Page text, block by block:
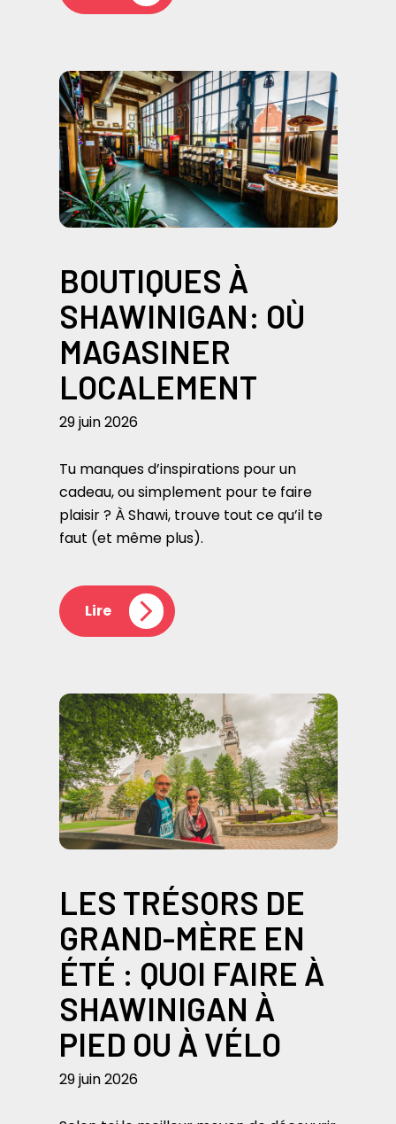
BOUTIQUES À
SHAWINIGAN: OÙ
MAGASINER
LOCALEMENT
29 juin 2026
Tu manques d’inspirations pour un
cadeau, ou simplement pour te faire
plaisir ? À Shawi, trouve tout ce qu’il te
faut (et même plus).
Lire
LES TRÉSORS DE
GRAND-MÈRE EN
ÉTÉ : QUOI FAIRE À
SHAWINIGAN À
PIED OU À VÉLO
29 juin 2026